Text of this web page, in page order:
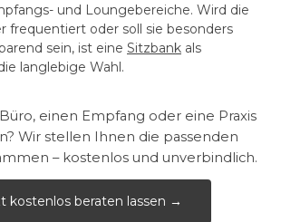
und Loungebereiche. Wird die
frequentiert oder soll sie besonders
sein, ist eine Sitzbank als
langlebige Wahl.
einen Empfang oder eine Praxis
Wir stellen Ihnen die passenden
– kostenlos und unverbindlich.
kostenlos beraten lassen →